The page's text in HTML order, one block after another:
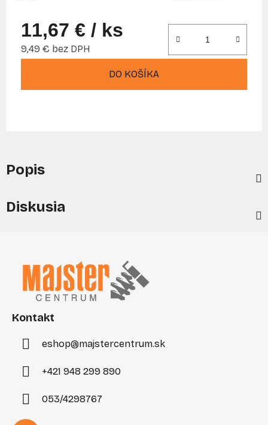
11,67 € / ks
9,49 € bez DPH
DO KOŠÍKA
Popis
Diskusia
Kontakt
eshop@majstercentrum.sk
+421 948 299 890
053/4298767